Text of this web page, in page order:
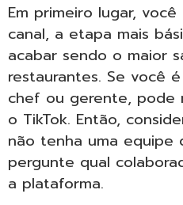
Em primeiro lugar,
canal, a etapa mais
acabar sendo o maior
restaurantes. Se você
chef ou gerente, pode
o TikTok. Então,
não tenha uma equipe
pergunte qual
a plataforma.